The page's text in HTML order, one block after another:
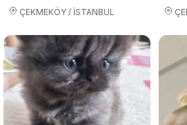
ÇEKMEKÖY / İSTANBUL